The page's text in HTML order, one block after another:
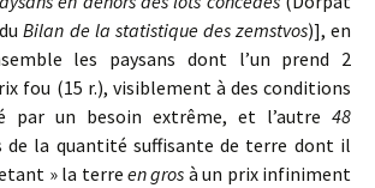
Bilan de la statistique des zemstvos)], en
les paysans dont l’un prend 2
fou (15 r.), visiblement à des conditions
par un besoin extrême, et l’autre 48
de la quantité suffisante de terre dont il
» la terre en gros à un prix infiniment